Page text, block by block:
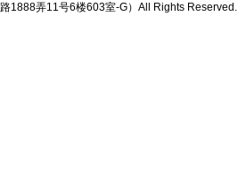
路1888弄11号6楼603室-G）All Rights Reserved.